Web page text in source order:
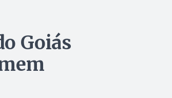
Goiás